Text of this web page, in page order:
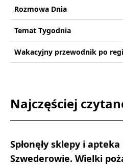
Rozmowa Dnia
Temat Tygodnia
Wakacyjny przewodnik po
Najczęściej
Spłonęły sklepy i
Szwederowie. Wielki